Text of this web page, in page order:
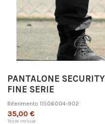
PANTALONE
FINE SERIE
Riferimento 11506004-902
35,00 €
Tasse incluse